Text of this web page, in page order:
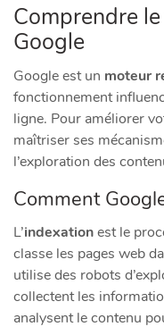
Comprendre
Google
Google est un moteur
fonctionnement
ligne. Pour améliorer
maîtriser ses
l’exploration des
Comment
L’indexationest le
classe les pages web
utilise des robots
collectent les
analysent le contenu